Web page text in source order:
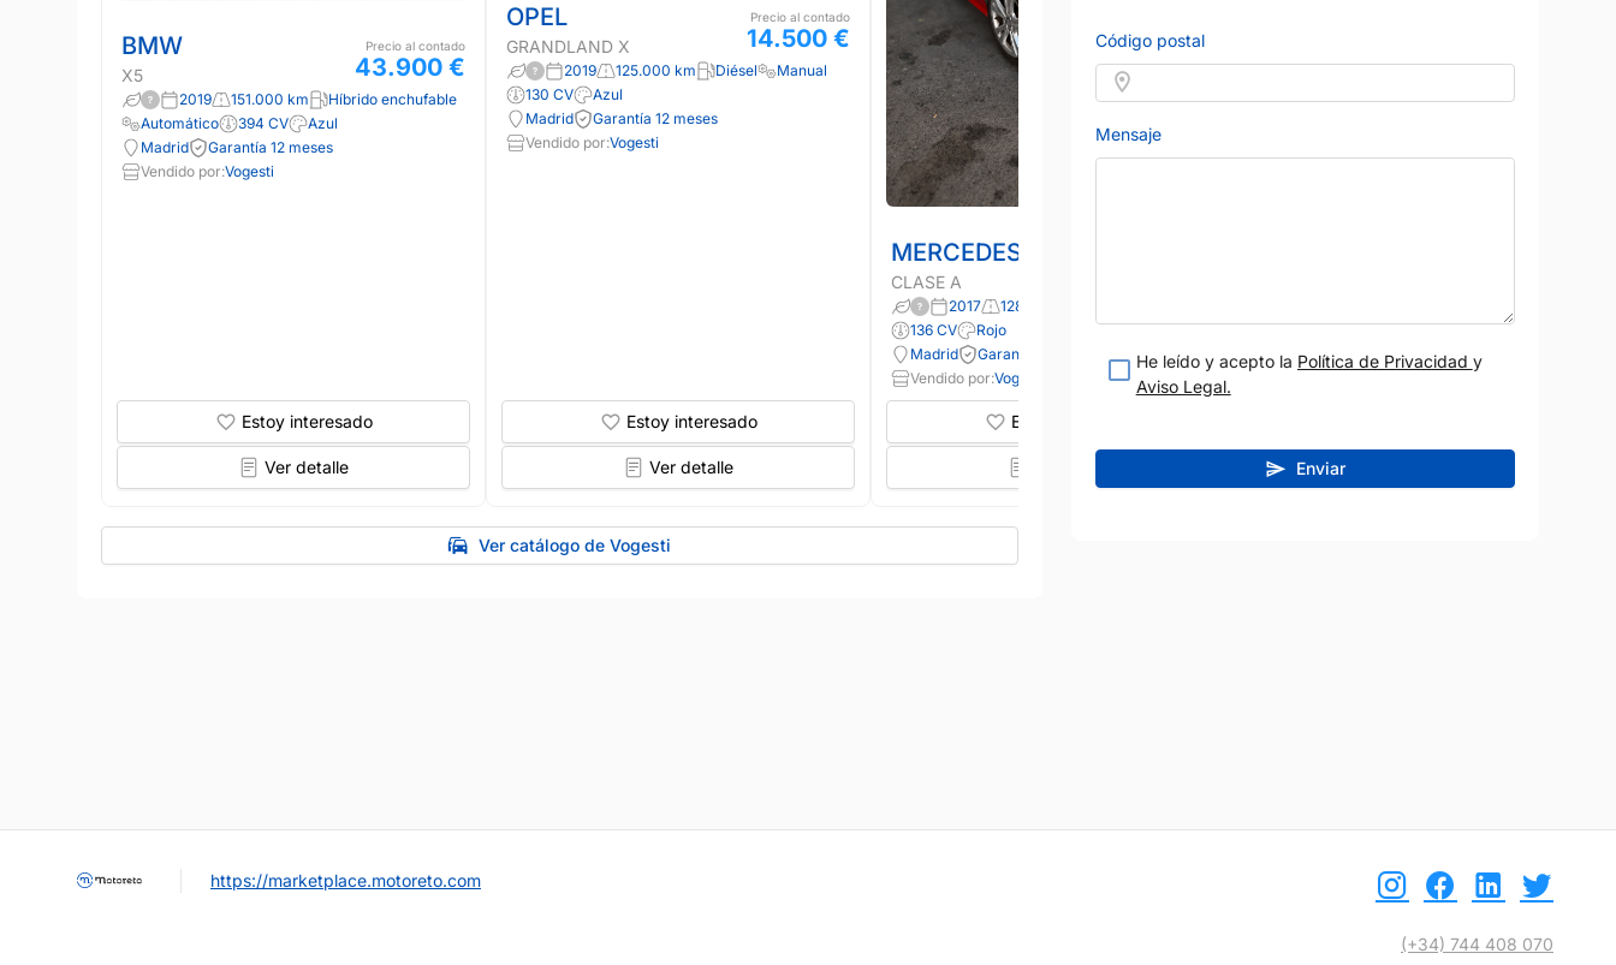
BMW
X5
Precio al contado
43.900 €
2019 151.000 km
Híbrido enchufable
Automático
394 CV
Azul
Madrid
Garantía 12 meses
Vendido por:Vogesti
Estoy interesado
Ver detalle
OPEL
GRANDLAND X
Precio al contado
14.500 €
2019 125.000 km Diésel
Manual
130 CV
Azul
Madrid
Garantía 12 meses
Vendido por:Vogesti
Estoy interesado
Ver detalle
MERCEDES-BENZ
CLASE A
2017 128.000 km
136 CV
Rojo
Madrid
Garantía 12 meses
Vendido por:Vogesti
Estoy interesado
2020 69.000 km Gasolina
Ver catálogo de Vogesti
Código postal
Mensaje
He leído y acepto la Política de Privacidad y
Aviso Legal.
Enviar
https://marketplace.motoreto.com
(+34) 744 408 070